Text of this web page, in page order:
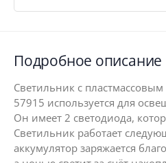
Подробное описание
Светильник с
57915 используется для
Он имеет 2 светодиода,
Светильник работает
аккумулятор заряжается